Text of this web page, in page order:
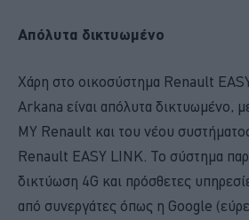
Απόλυτα δικτυωμένο
Χάρη στο οικοσύστημα Renault
Arkana είναι απόλυτα δικτυωμένο,
MY Renault και του νέου
Renault EASY LINK. Το σύστημα
δικτύωση 4G και πρόσθετες
από συνεργάτες όπως η Google